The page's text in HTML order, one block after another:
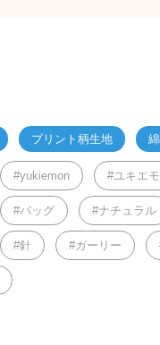
プリント柄生地 綿
yukiemon ユキエ
バッグ ナチュラル
針 ガーリー